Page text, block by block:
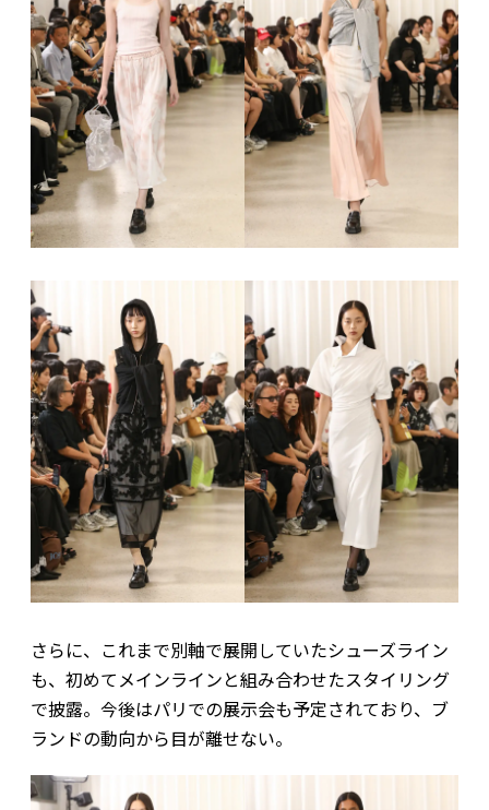
さらに、これまで別軸で展開していたシューズライン
も、初めてメインラインと組み合わせたスタイリング
で披露。今後はパリでの展示会も予定されており、ブ
ランドの動向から目が離せない。